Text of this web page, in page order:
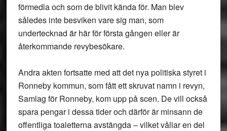
förmedla och som de blivit kända för. Man blev
således inte besviken vare sig man, som
undertecknad är här för första gången eller är
återkommande revybesökare.
Andra akten fortsatte med att det nya politiska styret i
Ronneby kommun, som fått ett skruvat namn i revyn,
Samlag för Ronneby, kom upp på scen. De vill också
spara pengar i dessa tider och därför är minsann de
offentliga toaletterna avstängda – vilket vållar en del